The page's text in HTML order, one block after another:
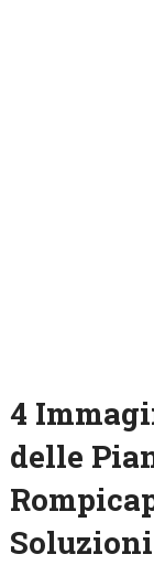
4
delle
Soluzioni